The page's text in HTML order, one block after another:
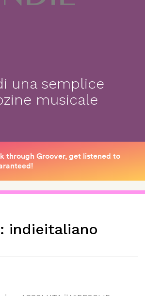
una semplice
musicale
indieitaliano